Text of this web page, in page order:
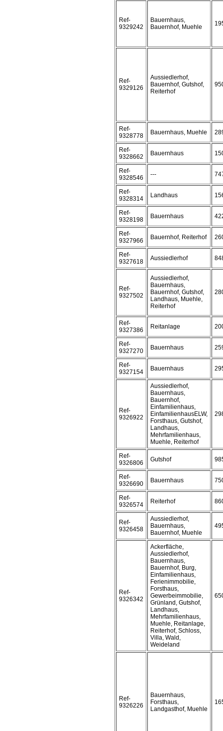
Ref-
9329242
Bauernhaus,
Bauernhof, Muehle
Ref-
9329126
Aussiedlerhof,
Bauernhof, Gutshof,
Reiterhof
Ref-
9328778
Bauernhaus, Muehle
Ref-
9328662
Bauernhaus
Ref-
9328546
---
Ref-
9328314
Landhaus
Ref-
9328198
Bauernhaus
Ref-
9327966
Bauernhof, Reiterhof
Ref-
9327618
Aussiedlerhof
Ref-
9327502
Aussiedlerhof,
Bauernhaus,
Bauernhof, Gutshof,
Landhaus, Muehle,
Reiterhof
Ref-
9327386
Reitanlage
Ref-
9327270
Bauernhaus
Ref-
9327154
Bauernhaus
Ref-
9326922
Aussiedlerhof,
Bauernhaus,
Bauernhof,
Einfamilienhaus,
EinfamilienhausELW,
Forsthaus, Gutshof,
Landhaus,
Mehrfamilienhaus,
Muehle, Reiterhof
Ref-
9326806
Gutshof
Ref-
9326690
Bauernhaus
Ref-
9326574
Reiterhof
Ref-
9326458
Aussiedlerhof,
Bauernhaus,
Bauernhof, Muehle
Ref-
9326342
Ackerfläche,
Aussiedlerhof,
Bauernhaus,
Bauernhof, Burg,
Einfamilienhaus,
Ferienimmobilie,
Forsthaus,
Gewerbeimmobilie,
Grünland, Gutshof,
Landhaus,
Mehrfamilienhaus,
Muehle, Reitanlage,
Reiterhof, Schloss,
Villa, Wald,
Weideland
Ref-
9326226
Bauernhaus,
Forsthaus,
Landgasthof, Muehle